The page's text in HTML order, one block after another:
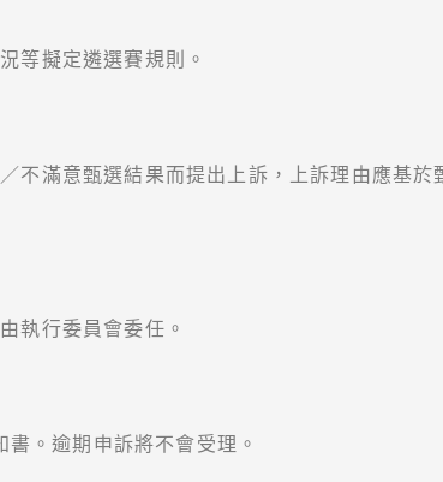
等擬定遴選賽規則。
滿意甄選結果而提出上訴，上訴理由應基
執行委員會委任。
。逾期申訴將不會受理。